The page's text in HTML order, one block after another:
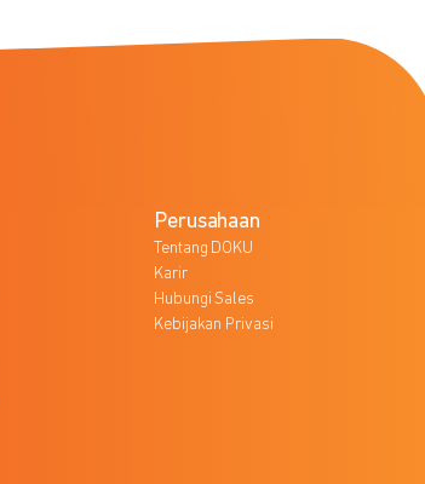
Perusahaan
Tentang DOKU
Karir
Hubungi Sales
Kebijakan Privasi